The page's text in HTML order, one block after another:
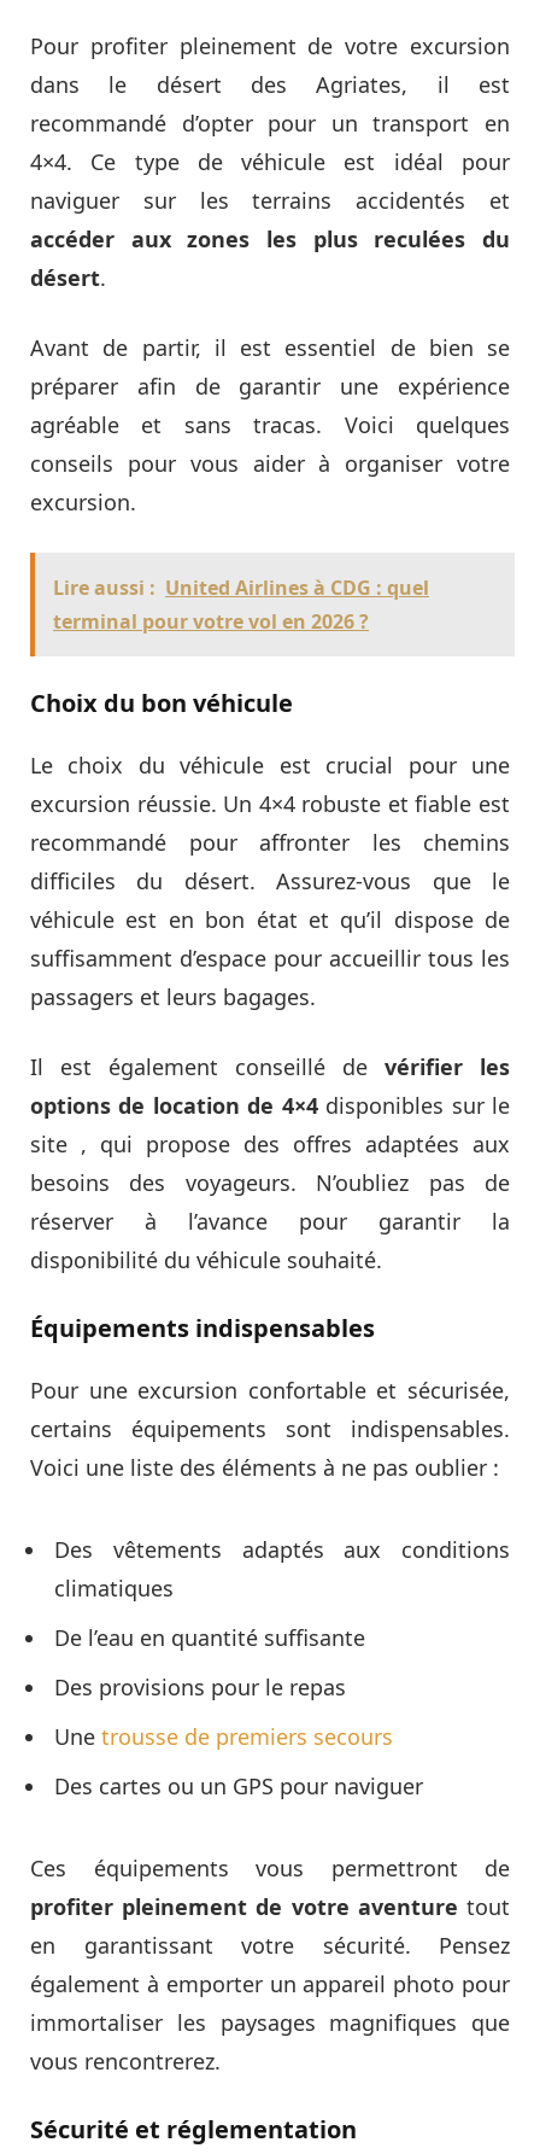
Pour profiter pleinement de votre excursion
dans le désert des Agriates, il est
recommandé d’opter pour un transport en
4×4. Ce type de véhicule est idéal pour
naviguer sur les terrains accidentés et
accéder aux zones les plus reculées du
désert.
Avant de partir, il est essentiel de bien se
préparer afin de garantir une expérience
agréable et sans tracas. Voici quelques
conseils pour vous aider à organiser votre
excursion.
Lire aussi : United Airlines à CDG : quel
terminal pour votre vol en 2026 ?
Choix du bon véhicule
Le choix du véhicule est crucial pour une
excursion réussie. Un 4×4 robuste et fiable est
recommandé pour affronter les chemins
difficiles du désert. Assurez-vous que le
véhicule est en bon état et qu’il dispose de
suffisamment d’espace pour accueillir tous les
passagers et leurs bagages.
Il est également conseillé de vérifier les
options de location de 4×4disponibles sur le
site , qui propose des offres adaptées aux
besoins des voyageurs. N’oubliez pas de
réserver à l’avance pour garantir la
disponibilité du véhicule souhaité.
Équipements indispensables
Pour une excursion confortable et sécurisée,
certains équipements sont indispensables.
Voici une liste des éléments à ne pas oublier :
Des vêtements adaptés aux conditions
climatiques
De l’eau en quantité suffisante
Des provisions pour le repas
Une trousse de premiers secours
Des cartes ou un GPS pour naviguer
Ces équipements vous permettront de
profiter pleinement de votre aventure tout
en garantissant votre sécurité. Pensez
également à emporter un appareil photo pour
immortaliser les paysages magnifiques que
vous rencontrerez.
Sécurité et réglementation